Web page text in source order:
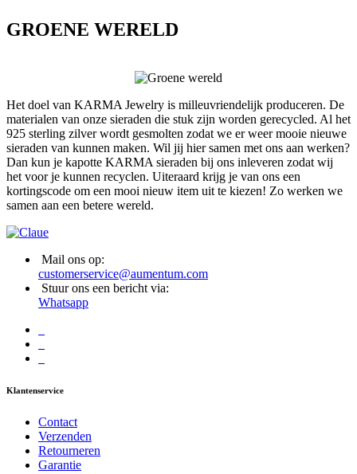
GROENE WERELD
Het doel van KARMA Jewelry is milleuvriendelijk produceren. De
materialen van onze sieraden die stuk zijn worden gerecycled. Al het
925 sterling zilver wordt gesmolten zodat we er weer mooie nieuwe
sieraden van kunnen maken. Wil jij hier samen met ons aan werken?
Dan kun je kapotte KARMA sieraden bij ons inleveren zodat wij
het voor je kunnen recyclen. Uiteraard krijg je van ons een
kortingscode om een mooi nieuw item uit te kiezen! Zo werken we
samen aan een betere wereld.
Mail ons op:
customerservice@aumentum.com
Stuur ons een bericht via:
Whatsapp
Klantenservice
Contact
Verzenden
Retourneren
Garantie